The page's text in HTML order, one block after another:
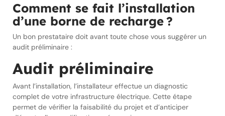
Comment se fait l’installation
d’une borne de recharge ?
Un bon prestataire doit avant toute chose vous suggérer un
audit préliminaire :
Audit préliminaire
Avant l’installation, l’installateur effectue un diagnostic
complet de votre infrastructure électrique. Cette étape
permet de vérifier la faisabilité du projet et d’anticiper